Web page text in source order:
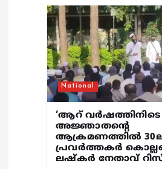
National
‘ആറ് വർഷത്തിനിടെ
അജ്ഞാതന്റെ
ആക്രമണത്തിൽ
പ്രവർത്തകർ
ലഷ്കർ നേതാവ്